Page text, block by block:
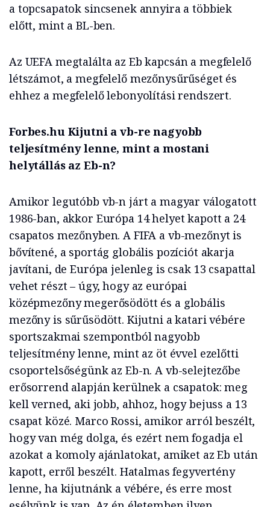
a topcsapatok sincsenek annyira a többiek
előtt, mint a BL-ben.
Az UEFA megtalálta az Eb kapcsán a megfelelő
létszámot, a megfelelő mezőnysűrűséget és
ehhez a megfelelő lebonyolítási rendszert.
Forbes.hu Kijutni a vb-re nagyobb
teljesítmény lenne, mint a mostani
helytállás az Eb-n?
Amikor legutóbb vb-n járt a magyar válogatott
1986-ban, akkor Európa 14 helyet kapott a 24
csapatos mezőnyben. A FIFA a vb-mezőnyt is
bővítené, a sportág globális pozíciót akarja
javítani, de Európa jelenleg is csak 13 csapattal
vehet részt – úgy, hogy az európai
középmezőny megerősödött és a globális
mezőny is sűrűsödött. Kijutni a katari vébére
sportszakmai szempontból nagyobb
teljesítmény lenne, mint az öt évvel ezelőtti
csoportelsőségünk az Eb-n. A vb-selejtezőbe
erősorrend alapján kerülnek a csapatok: meg
kell verned, aki jobb, ahhoz, hogy bejuss a 13
csapat közé. Marco Rossi, amikor arról beszélt,
hogy van még dolga, és ezért nem fogadja el
azokat a komoly ajánlatokat, amiket az Eb után
kapott, erről beszélt. Hatalmas fegyvertény
lenne, ha kijutnánk a vébére, és erre most